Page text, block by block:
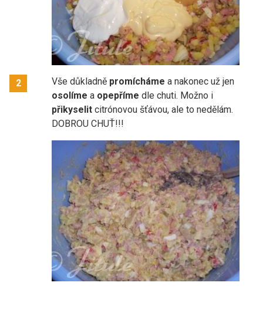
2 Vše důkladně promícháme a nakonec už jen
osolíme a opepříme dle chuti. Možno i
přikyselit citrónovou šťávou, ale to nedělám.
DOBROU CHUŤ!!!